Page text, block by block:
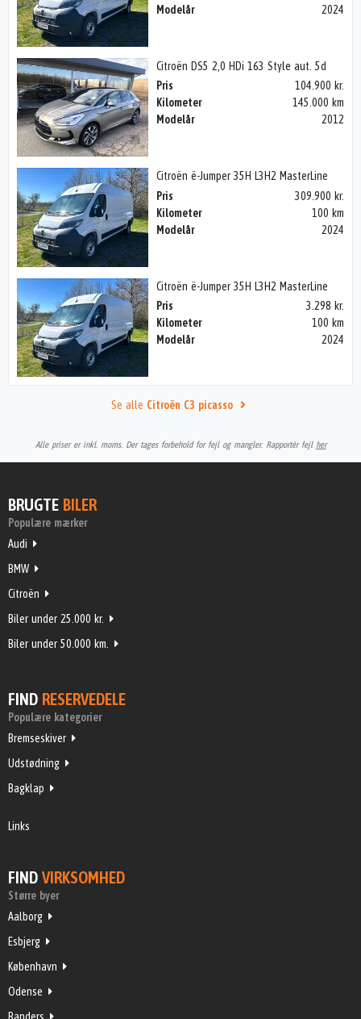
Modelår
2024
Citroën DS5 2,0 HDi 163 Style aut. 5d
Pris
104.900 kr.
Kilometer
145.000 km
Modelår
2012
Citroën ë-Jumper 35H L3H2 MasterLine
Pris
309.900 kr.
Kilometer
100 km
Modelår
2024
Citroën ë-Jumper 35H L3H2 MasterLine
Pris
3.298 kr.
Kilometer
100 km
Modelår
2024
Se alle Citroën C3 picasso
Alle priser er inkl. moms. Der tages forbehold for fejl og mangler. Rapportér fejl her
BRUGTE BILER
Populære mærker
Audi
BMW
Citroën
Biler under 25.000 kr.
Biler under 50.000 km.
FIND RESERVEDELE
Populære kategorier
Bremseskiver
Udstødning
Bagklap
Links
FIND VIRKSOMHED
Større byer
Aalborg
Esbjerg
København
Odense